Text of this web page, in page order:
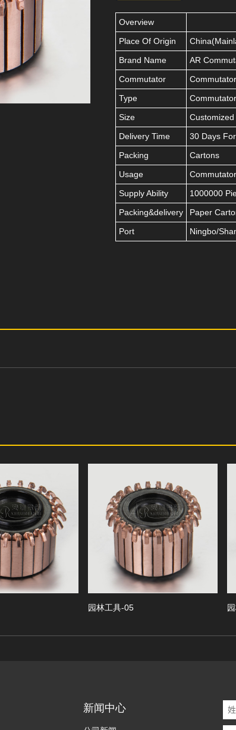
Overview
Place Of Origin
Brand Name
AR
Commutator
Type
Commutator
Size
Customized
Delivery Time
30 Days
Packing
Cartons
Usage
Supply Ability
1000000
Packing&delivery
Paper
Port
Ningbo/
园林工具-05 园林
新闻中心